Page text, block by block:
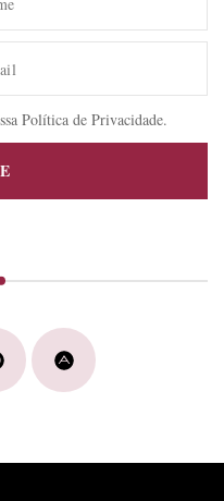
Política de Privacidade.